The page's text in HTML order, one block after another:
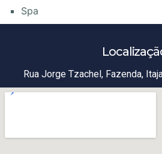
Spa
Rua Jorge Tzachel, Fazenda,